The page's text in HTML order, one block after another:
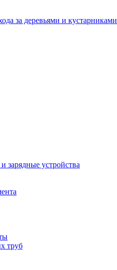
за деревьями и кустарниками
зарядные устройства
труб